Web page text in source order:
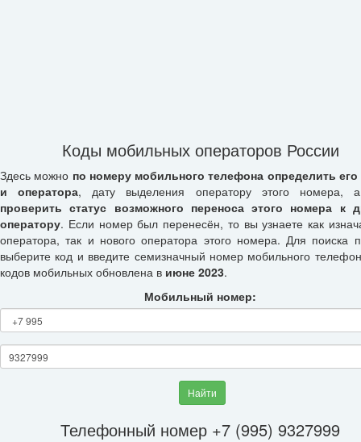
Коды мобильных операторов России
Здесь можно по номеру мобильного телефона определить его
и оператора, дату выделения оператору этого номера,
проверить статус возможного переноса этого номера к
оператору. Если номер был перенесён, то вы узнаете как
оператора, так и нового оператора этого номера. Для поиска
выберите код и введите семизначный номер мобильного
кодов мобильных обновлена в июне 2023.
Мобильный номер:
Найти
Телефонный номер +7 (995) 9327999